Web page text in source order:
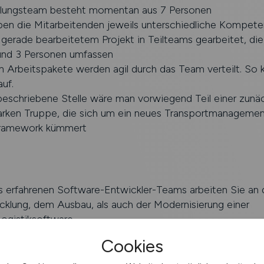
besteht momentan aus 7 Personen
die Mitarbeitenden jeweils unterschiedliche
bearbeitetem Projekt in Teilteams gearbeitet,
3 Personen umfassen
Arbeitspakete werden agil durch das Team verteilt. So
Stelle wäre man vorwiegend Teil einer
Truppe, die sich um ein neues
kümmert
erfahrenen Software-Entwickler-Teams arbeiten Sie an
dem Ausbau, als auch der Modernisierung einer
eines Transportmanagementsystems beteiligt
Cookies